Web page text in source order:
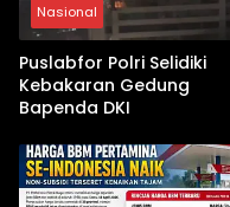
Nasional
Puslabfor Polri Selidiki
Kebakaran Gedung
Bapenda DKI